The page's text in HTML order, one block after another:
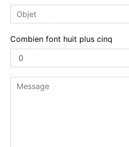
Combien font huit plus cinq